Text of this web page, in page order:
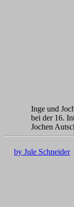
Inge und
bei der 16.
Jochen
by Jule Schneider